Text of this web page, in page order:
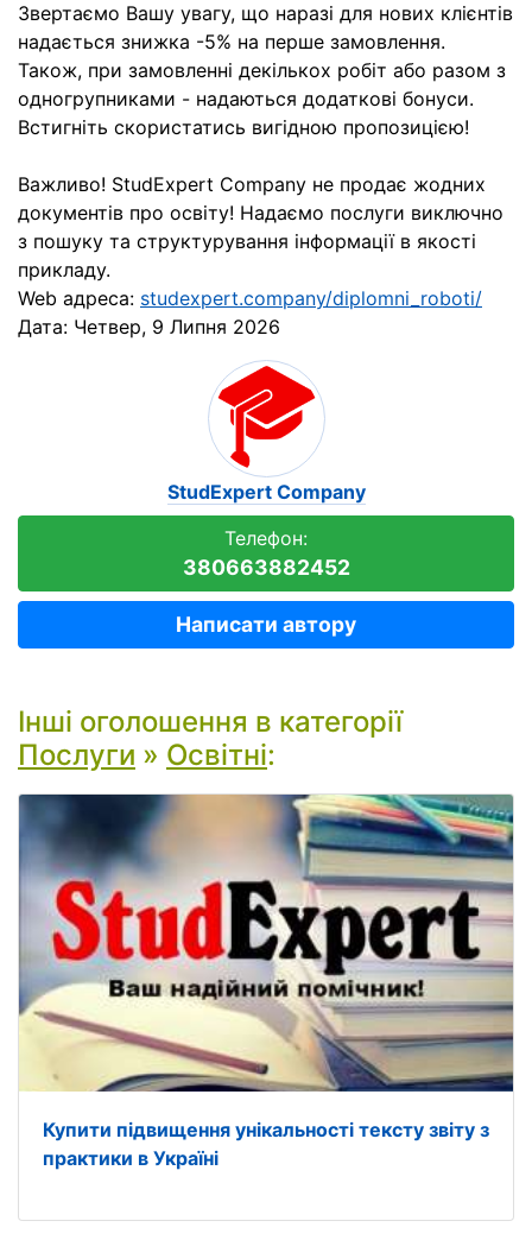
Звертаємо Вашу увагу, що наразі для нових клієнтів
надається знижка -5% на перше замовлення.
Також, при замовленні декількох робіт або разом з
одногрупниками - надаються додаткові бонуси.
Встигніть скористатись вигідною пропозицією!
Важливо! StudExpert Company не продає жодних
документів про освіту! Надаємо послуги виключно
з пошуку та структурування інформації в якості
прикладу.
Web адреса: studexpert.company/diplomni_roboti/
Дата: Четвер, 9 Липня 2026
StudExpert Company
Телефон:
380663882452
Написати автору
Інші оголошення в категорії
Послуги » Освітні:
Купити підвищення унікальності тексту звіту з
практики в Україні